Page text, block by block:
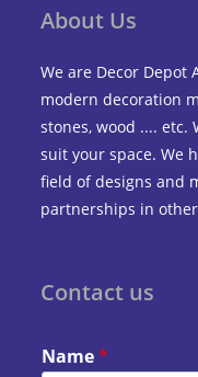
About Us
We are Decor Depot
modern decoration
stones, wood ....
suit your space. We
field of designs and
partnerships in
Contact us
Name*